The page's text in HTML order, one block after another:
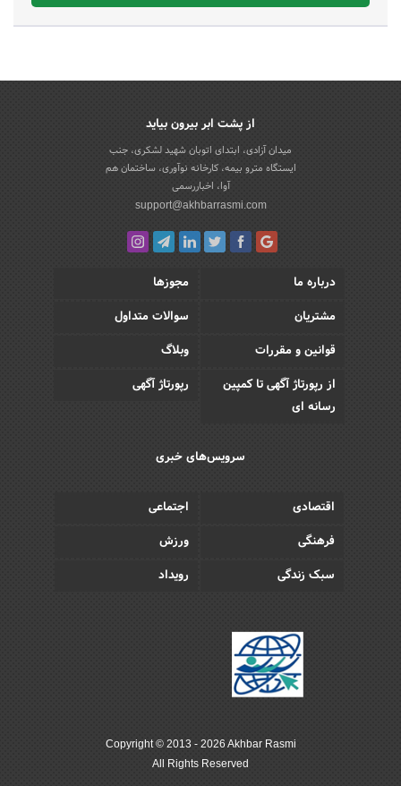
از پشت ابر بیرون بیاید
میدان آزادی، ابتدای اتوبان شهید لشکری، جنب
ایستگاه مترو بیمه، کارخانه نوآوری، ساختمان هم
آوا، اخباررسمی
support@akhbarrasmi.com
درباره ما
مجوزها
مشتریان
سوالات متداول
قوانین و مقررات
وبلاگ
از رپورتاژ آگهی تا کمپین
رسانه ای
رپورتاژ آگهی
سرویس‌های خبری
اقتصادی
اجتماعی
فرهنگی
ورزش
سبک زندگی
رویداد
Copyright © 2013 - 2026 Akhbar Rasmi
All Rights Reserved